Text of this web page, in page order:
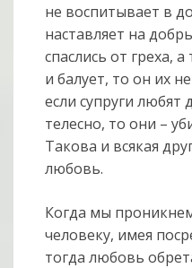
не воспитывает в
наставляет на
спаслись от греха,
и балует, то он их
если супруги любят
телесно, то они –
Такова и всякая
любовь.
Когда мы
человеку, имея
тогда любовь